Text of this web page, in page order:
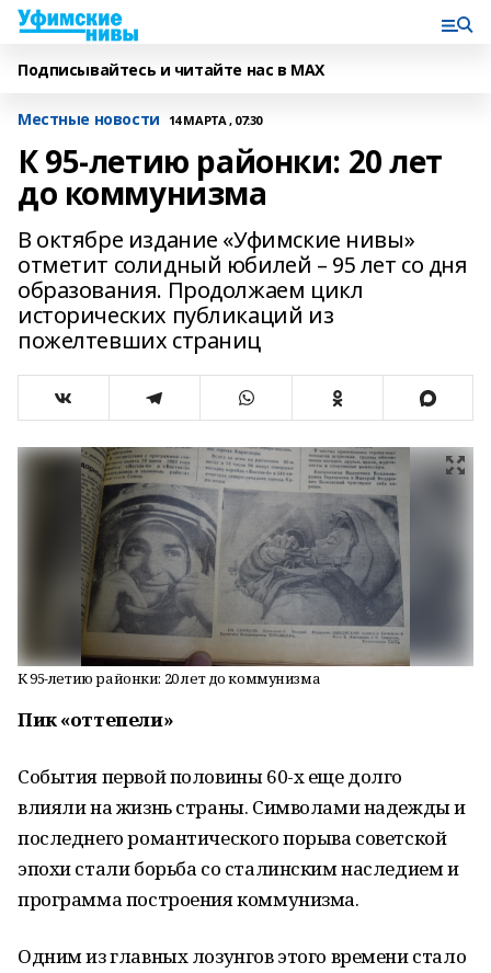
Подписывайтесь и читайте нас в MAX
Местные новости 14 МАРТА , 07:30
К 95-летию районки: 20 лет
до коммунизма
В октябре издание «Уфимские нивы»
отметит солидный юбилей – 95 лет со дня
образования. Продолжаем цикл
исторических публикаций из
пожелтевших страниц
К 95-летию районки: 20 лет до коммунизма
Пик «оттепели»
События первой половины 60-х еще долго
влияли на жизнь страны. Символами надежды и
последнего романтического порыва советской
эпохи стали борьба со сталинским наследием и
программа построения коммунизма.
Одним из главных лозунгов этого времени стало